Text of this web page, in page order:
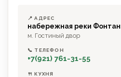
📍 АДРЕС
набережная реки
м. Гостиный двор
📞 ТЕЛЕФОН
+7(921) 761-31-55
🍴 КУХНЯ